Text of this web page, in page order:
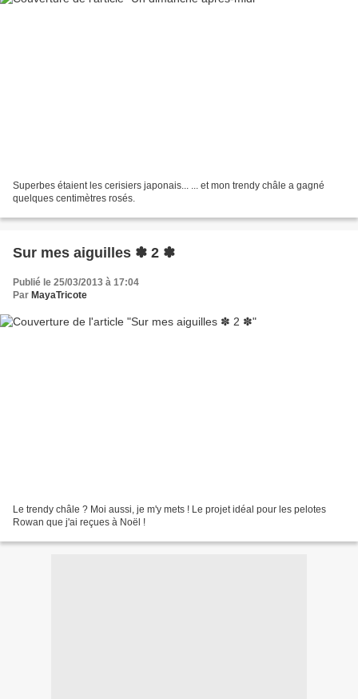
Superbes étaient les cerisiers japonais... ... et mon trendy châle a gagné
quelques centimètres rosés.
Sur mes aiguilles ✽ 2 ✽
Publié le 25/03/2013 à 17:04
Par MayaTricote
Le trendy châle ? Moi aussi, je m'y mets ! Le projet idéal pour les pelotes
Rowan que j'ai reçues à Noël !